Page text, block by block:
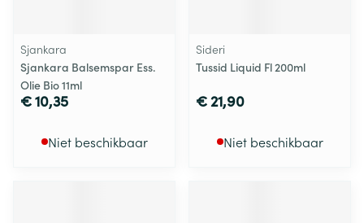
Sjankara
Sjankara Balsemspar Ess.
Olie Bio 11ml
€ 10,35
Niet beschikbaar
Sideri
Tussid Liquid Fl 200ml
€ 21,90
Niet beschikbaar